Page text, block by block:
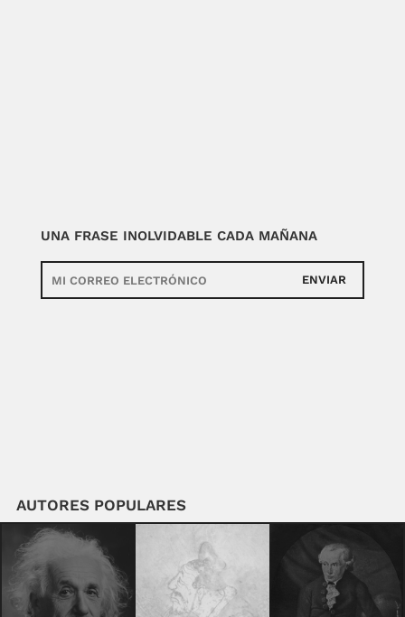
UNA FRASE INOLVIDABLE CADA MAÑANA
ENVIAR
AUTORES POPULARES